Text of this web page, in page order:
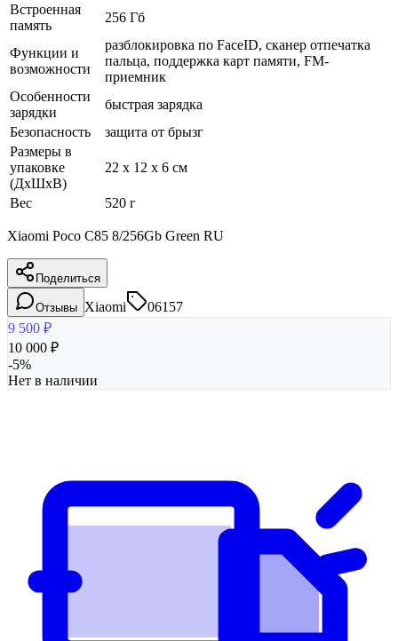
Встроенная
память
256 Гб
Функции и
возможности
разблокировка по FaceID, сканер отпечатка
пальца, поддержка карт памяти, FM-
приемник
Особенности
зарядки
быстрая зарядка
Безопасность
защита от брызг
Размеры в
упаковке
(ДхШхВ)
22 x 12 x 6 см
Вес 520 г
Xiaomi Poco C85 8/256Gb Green RU
Поделиться
Отзывы Xiaomi
06157
9 500 ₽
10 000 ₽
-5%
Нет в наличии